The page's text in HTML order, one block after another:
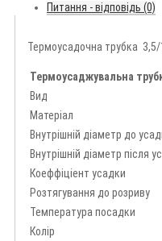
Питання - відповідь (0)
Термоусадочна трубка 3,5/
Термоусаджувальна
Вид
Матеріал
Внутрішній діаметр до
Внутрішній діаметр після
Коеффіціент усадки
Розтягування до розриву
Температура посадки
Колір